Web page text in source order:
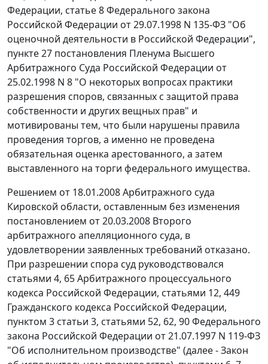
Федерации, статье 8Федерального закона
Российской Федерации от 29.07.1998 N 135-ФЗ "Об
оценочной деятельности в Российской Федерации",
пункте 27 постановления Пленума Высшего
Арбитражного Суда Российской Федерации от
25.02.1998 N 8 "О некоторых вопросах практики
разрешения споров, связанных с защитой права
собственности и других вещных прав" и
мотивированы тем, что были нарушены правила
проведения торгов, а именно не проведена
обязательная оценка арестованного, а затем
выставленного на торги федерального имущества.
Решением от 18.01.2008 Арбитражного суда
Кировской области, оставленным без изменения
постановлением от 20.03.2008 Второго
арбитражного апелляционного суда, в
удовлетворении заявленных требований отказано.
При разрешении спора суд руководствовался
статьями 4, 65Арбитражного процессуального
кодекса Российской Федерации, статьями 12, 449
Гражданского кодекса Российской Федерации,
пунктом 3 статьи 3, статьями 52, 62, 90Федерального
закона Российской Федерации от 21.07.1997 N 119-ФЗ
"Об исполнительном производстве" (далее - Закон